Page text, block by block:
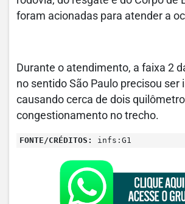
foram acionadas para atender a
Durante o atendimento, a faixa 2
no sentido São Paulo precisou ser
causando cerca de dois
congestionamento no trecho.
FONTE/CRÉDITOS: infs:G1